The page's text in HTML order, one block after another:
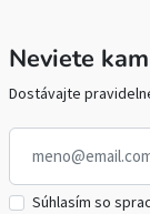
Neviete
Dostávajte
Súhlasím so